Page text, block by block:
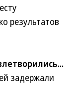
результатов
задержали